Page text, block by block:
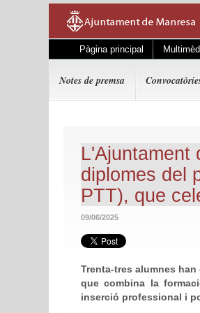
Pàgina principal
Notes de premsa
L'Ajuntament
diplomes del
PTT), que
09/06/2025
Trenta-tres alumnes
que combina la
inserció professional i